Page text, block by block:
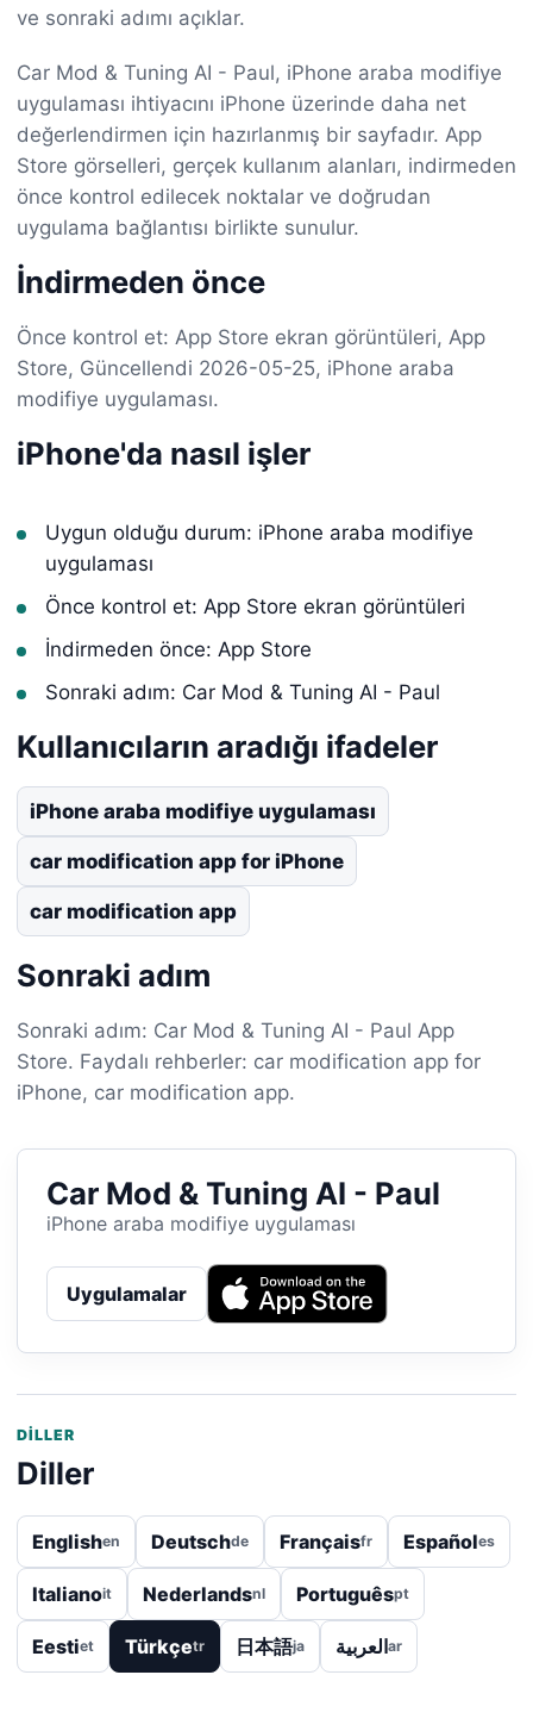
ve sonraki adımı açıklar.
Car Mod & Tuning AI - Paul, iPhone araba modifiye
uygulaması ihtiyacını iPhone üzerinde daha net
değerlendirmen için hazırlanmış bir sayfadır. App
Store görselleri, gerçek kullanım alanları, indirmeden
önce kontrol edilecek noktalar ve doğrudan
uygulama bağlantısı birlikte sunulur.
İndirmeden önce
Önce kontrol et: App Store ekran görüntüleri, App
Store, Güncellendi 2026-05-25, iPhone araba
modifiye uygulaması.
iPhone'da nasıl işler
Uygun olduğu durum: iPhone araba modifiye
uygulaması
Önce kontrol et: App Store ekran görüntüleri
İndirmeden önce: App Store
Sonraki adım: Car Mod & Tuning AI - Paul
Kullanıcıların aradığı ifadeler
iPhone araba modifiye uygulaması
car modification app for iPhone
car modification app
Sonraki adım
Sonraki adım: Car Mod & Tuning AI - Paul App
Store. Faydalı rehberler: car modification app for
iPhone, car modification app.
Car Mod & Tuning AI - Paul
iPhone araba modifiye uygulaması
Uygulamalar
DILLER
Diller
Englishen Deutschde Françaisfr Españoles
Italianoit Nederlandsnl Portuguêspt
Eestiet Türkçetr 日本語ja العربيةar